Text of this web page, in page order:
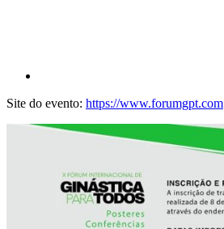
Site do evento: https://www.forumgpt.com